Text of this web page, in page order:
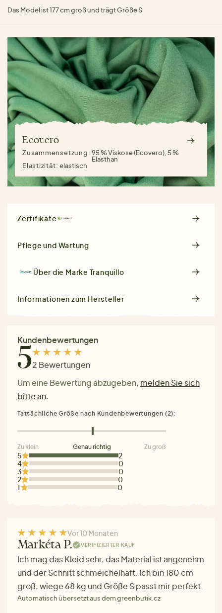
Das Model ist 177 cm groß und trägt Größe S
Ecovero
Zusammensetzung:95 % Viskose (Ecovero), 5 %
Elasthan
Elastizität:elastisch
Zertifikate
Pflege und Wartung
Über die Marke Tranquillo
Informationen zum Hersteller
Kundenbewertungen
52 Bewertungen
Um eine Bewertung abzugeben, melden Sie sich
bitte an.
5
2
4
0
3
0
2
0
1
0
Tatsächliche Größe nach Kundenbewertungen (2):
Zu klein Genau richtig Zu groß
Vor 10 Monaten
Markéta P. VERIFIZIERTER KAUF
Ich mag das Kleid sehr, das Material ist angenehm
und der Schnitt schmeichelhaft. Ich bin 180 cm
groß, wiege 68 kg und Größe S passt mir perfekt.
Automatisch übersetzt aus dem greenbutik.cz